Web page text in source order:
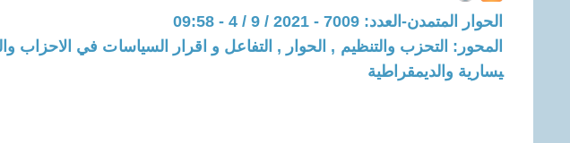
الحوار المتمدن-العدد: 7009 - 2021 / 9 / 4 - 09:58
المحور: التحزب والتنظيم , الحوار , التفاعل و اقرار السياسات في الاحزاب
يسارية والديمقراطية